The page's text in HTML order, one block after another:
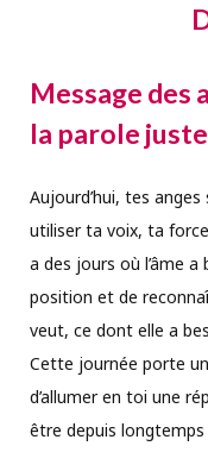
Message des
la parole
Aujourd’hui, tes
utiliser ta voix, ta
a des jours où l’âme a
position et de
veut, ce dont elle a
Cette journée porte
d’allumer en toi une
être depuis